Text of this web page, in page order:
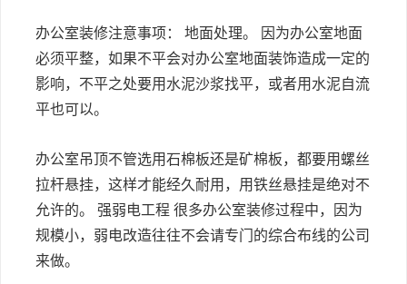
办公室装修注意事项： 地面处理。 因为办公室地面
必须平整，如果不平会对办公室地面装饰造成一定的
影响，不平之处要用水泥沙浆找平，或者用水泥自流
平也可以。
办公室吊顶不管选用石棉板还是矿棉板，都要用螺丝
拉杆悬挂，这样才能经久耐用，用铁丝悬挂是绝对不
允许的。 强弱电工程 很多办公室装修过程中，因为
规模小，弱电改造往往不会请专门的综合布线的公司
来做。